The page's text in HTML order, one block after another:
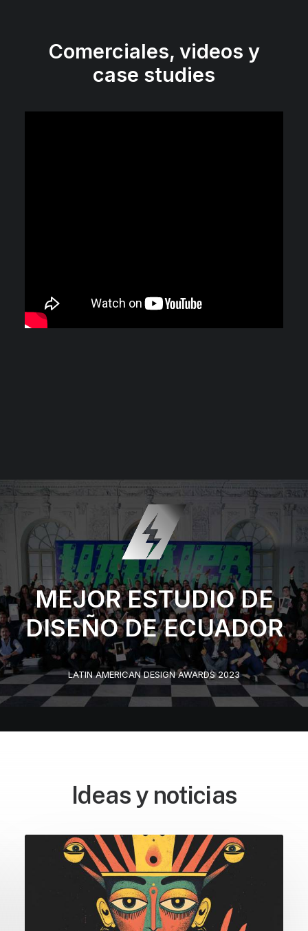
Comerciales, videos y
case studies
MEJOR ESTUDIO DE
DISEÑO DE ECUADOR
LATIN AMERICAN DESIGN AWARDS 2023
Ideas y noticias